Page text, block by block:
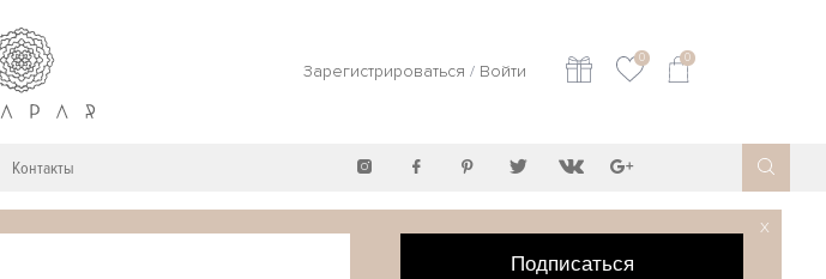
Зарегистрироваться / Войти
0 0
Контакты
Подписаться
X